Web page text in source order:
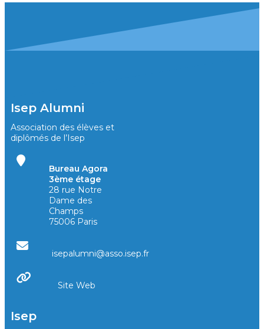
Isep Alumni
Association des élèves et
diplômés de l’Isep
Bureau Agora
3ème étage
28 rue Notre
Dame des
Champs
75006 Paris
isepalumni@asso.isep.fr
Site Web
Isep